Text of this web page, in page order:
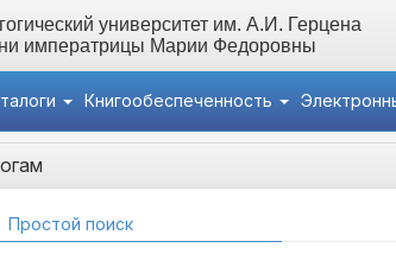
университет им. А.И. Герцена
императрицы Марии Федоровны
Книгообеспеченность
Простой поиск